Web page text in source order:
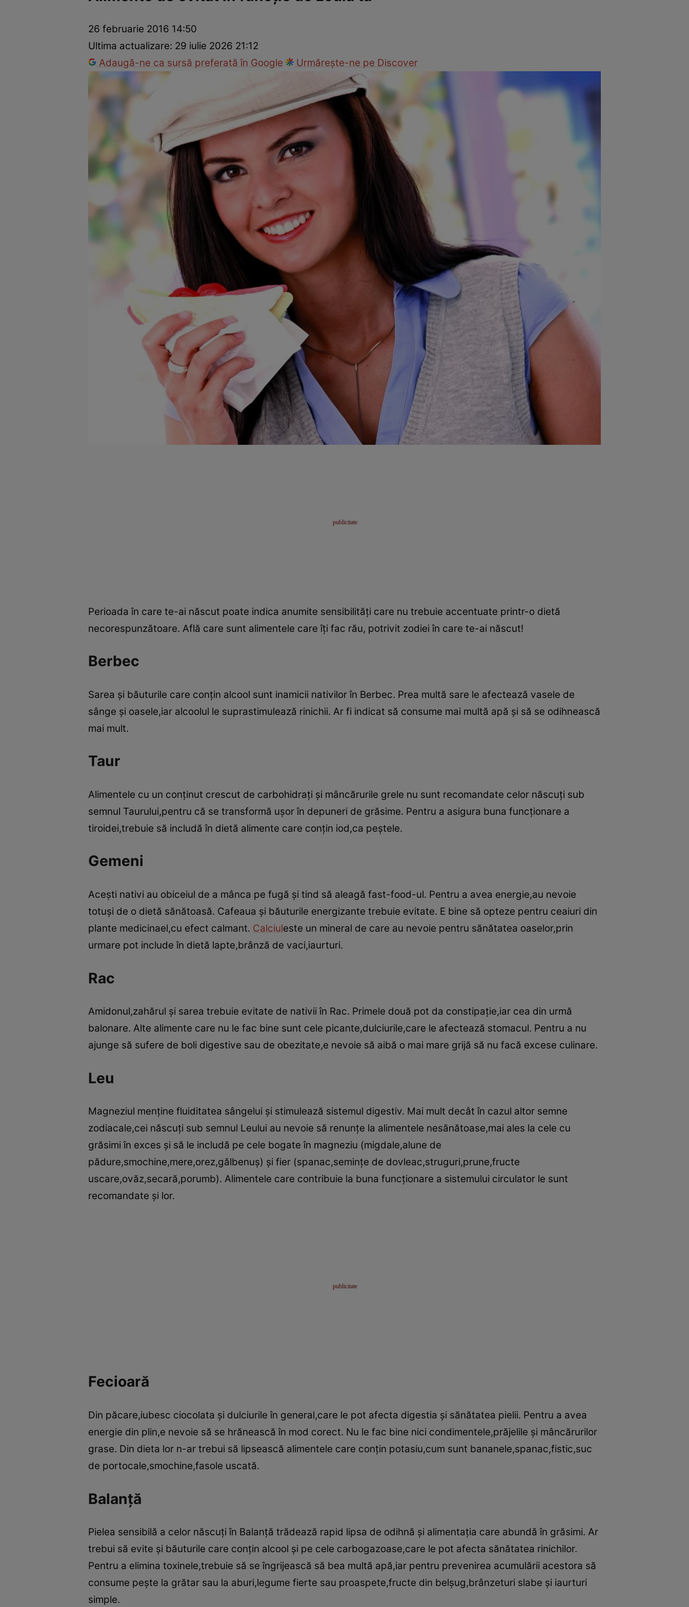
Dragoste și SexEvenimente
26 februarie 2016 14:50
Ultima actualizare: 29 iulie 2026 21:12
Adaugă-ne ca sursă preferată în Google
Urmărește-ne pe Discover
Perioada în care te-ai născut poate indica anumite sensibilităţi care nu trebuie accentuate printr-o dietă
necorespunzătoare. Află care sunt alimentele care îţi fac rău, potrivit zodiei în care te-ai născut!
Berbec
Sarea şi băuturile care conţin alcool sunt inamicii nativilor în Berbec. Prea multă sare le afectează vasele de
sânge şi oasele,iar alcoolul le suprastimulează rinichii. Ar fi indicat să consume mai multă apă şi să se odihnească
mai mult.
Taur
Alimentele cu un conţinut crescut de carbohidraţi şi mâncărurile grele nu sunt recomandate celor născuţi sub
semnul Taurului,pentru că se transformă uşor în depuneri de grăsime. Pentru a asigura buna funcţionare a
tiroidei,trebuie să includă în dietă alimente care conţin iod,ca peştele.
Gemeni
Aceşti nativi au obiceiul de a mânca pe fugă şi tind să aleagă fast-food-ul. Pentru a avea energie,au nevoie
totuşi de o dietă sănătoasă. Cafeaua şi băuturile energizante trebuie evitate. E bine să opteze pentru ceaiuri din
plante medicinael,cu efect calmant. Calciuleste un mineral de care au nevoie pentru sănătatea oaselor,prin
urmare pot include în dietă lapte,brânză de vaci,iaurturi.
Rac
Amidonul,zahărul şi sarea trebuie evitate de nativii în Rac. Primele două pot da constipaţie,iar cea din urmă
balonare. Alte alimente care nu le fac bine sunt cele picante,dulciurile,care le afectează stomacul. Pentru a nu
ajunge să sufere de boli digestive sau de obezitate,e nevoie să aibă o mai mare grijă să nu facă excese culinare.
Leu
Magneziul menţine fluiditatea sângelui şi stimulează sistemul digestiv. Mai mult decât în cazul altor semne
zodiacale,cei născuţi sub semnul Leului au nevoie să renunţe la alimentele nesănătoase,mai ales la cele cu
grăsimi în exces şi să le includă pe cele bogate în magneziu (migdale,alune de
pădure,smochine,mere,orez,gălbenuş) şi fier (spanac,seminţe de dovleac,struguri,prune,fructe
uscare,ovăz,secară,porumb). Alimentele care contribuie la buna funcţionare a sistemului circulator le sunt
recomandate şi lor.
Fecioară
Din păcare,iubesc ciocolata şi dulciurile în general,care le pot afecta digestia şi sănătatea pielii. Pentru a avea
energie din plin,e nevoie să se hrănească în mod corect. Nu le fac bine nici condimentele,prăjelile şi mâncărurilor
grase. Din dieta lor n-ar trebui să lipsească alimentele care conţin potasiu,cum sunt bananele,spanac,fistic,suc
de portocale,smochine,fasole uscată.
Balanţă
Pielea sensibilă a celor născuţi în Balanţă trădează rapid lipsa de odihnă şi alimentaţia care abundă în grăsimi. Ar
trebui să evite şi băuturile care conţin alcool şi pe cele carbogazoase,care le pot afecta sănătatea rinichilor.
Pentru a elimina toxinele,trebuie să se îngrijească să bea multă apă,iar pentru prevenirea acumulării acestora să
consume peşte la grătar sau la aburi,legume fierte sau proaspete,fructe din belşug,brânzeturi slabe şi iaurturi
simple.